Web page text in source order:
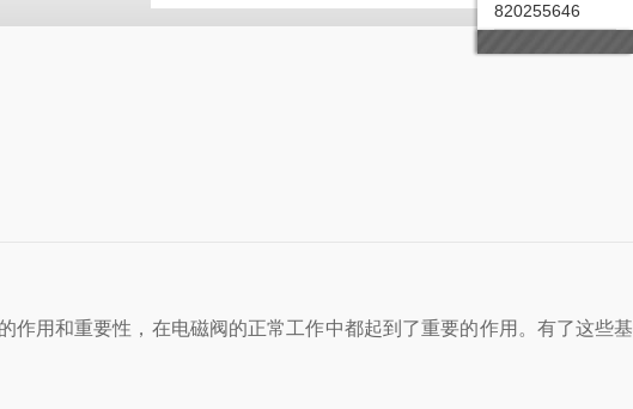
用和重要性，在电磁阀的正常工作中都起到了重要的作用。有了这些
820255646